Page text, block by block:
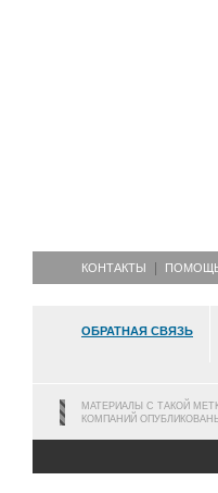
КОНТАКТЫ
ОБРАТНАЯ СВЯЗЬ
МАТЕРИАЛЫ С ТАКОЙ
КОМПАНИЙ